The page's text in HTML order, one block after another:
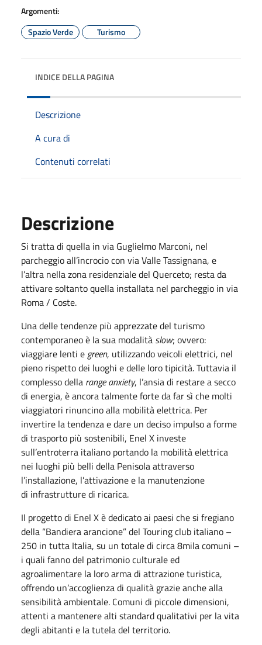
Argomenti:
Spazio Verde
Turismo
INDICE DELLA PAGINA
Descrizione
A cura di
Contenuti correlati
Descrizione
Si tratta di quella in via Guglielmo Marconi, nel
parcheggio all’incrocio con via Valle Tassignana, e
l’altra nella zona residenziale del Querceto; resta da
attivare soltanto quella installata nel parcheggio in via
Roma / Coste.
Una delle tendenze più apprezzate del turismo
contemporaneo è la sua modalità slow; ovvero:
viaggiare lenti e green, utilizzando veicoli elettrici, nel
pieno rispetto dei luoghi e delle loro tipicità. Tuttavia il
complesso della range anxiety, l’ansia di restare a secco
di energia, è ancora talmente forte da far sì che molti
viaggiatori rinuncino alla mobilità elettrica. Per
invertire la tendenza e dare un deciso impulso a forme
di trasporto più sostenibili, Enel X investe
sull’entroterra italiano portando la mobilità elettrica
nei luoghi più belli della Penisola attraverso
l’installazione, l’attivazione e la manutenzione
di infrastrutture di ricarica.
Il progetto di Enel X è dedicato ai paesi che si fregiano
della “Bandiera arancione” del Touring club italiano –
250 in tutta Italia, su un totale di circa 8mila comuni –
i quali fanno del patrimonio culturale ed
agroalimentare la loro arma di attrazione turistica,
offrendo un’accoglienza di qualità grazie anche alla
sensibilità ambientale. Comuni di piccole dimensioni,
attenti a mantenere alti standard qualitativi per la vita
degli abitanti e la tutela del territorio.